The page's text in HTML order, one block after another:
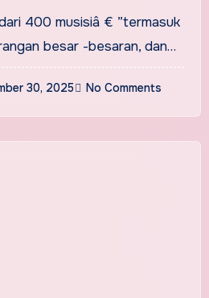
besar -besaran, dan…
30, 2025 No Comments